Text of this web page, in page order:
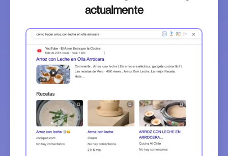
actualmente